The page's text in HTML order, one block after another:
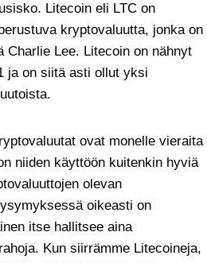
Litecoin eli LTC on
kryptovaluutta, jonka on
Charlie Lee. Litecoin on nähnyt
ja on siitä asti ollut yksi
ovat monelle vieraita
niiden käyttöön kuitenkin hyviä
olevan
oikeasti on
itse hallitsee aina
Kun siirrämme Litecoineja,